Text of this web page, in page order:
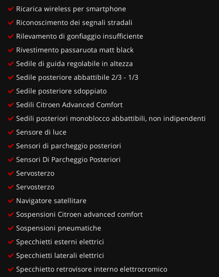
Ricarica wireless per smartphone
Riconoscimento dei segnali stradali
Rilevamento di gonfiaggio insufficiente
Rivestimento passaruota matt black
Sedile di guida regolabile in altezza
Sedile posteriore abbattibile 2/3 - 1/3
Sedile posteriore sdoppiato
Sedili Citroen Advanced Comfort
Sedili posteriori monoblocco abbattibili, non indipendenti
Sensore di luce
Sensori di parcheggio posteriori
Sensori Di Parcheggio Posteriori
Servosterzo
Servosterzo
Navigatore satellitare
Sospensioni Citroen advanced comfort
Sospensioni pneumatiche
Specchietti esterni elettrici
Specchietti laterali elettrici
Specchietto retrovisore interno elettrocromico